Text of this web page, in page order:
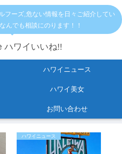
フーズ,危ない情報を日々ご紹介してい
んでも相談にのります！！
ハワイいいね!!
ハワイニュース
ハワイ美女
お問い合わせ
ハワイニュース